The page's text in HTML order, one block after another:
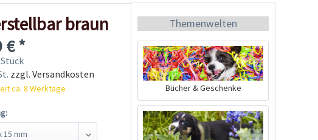
braun
€ *
zzgl. Versandkosten
ca. 8 Werktage
Themenwelten
Bücher & Geschenke